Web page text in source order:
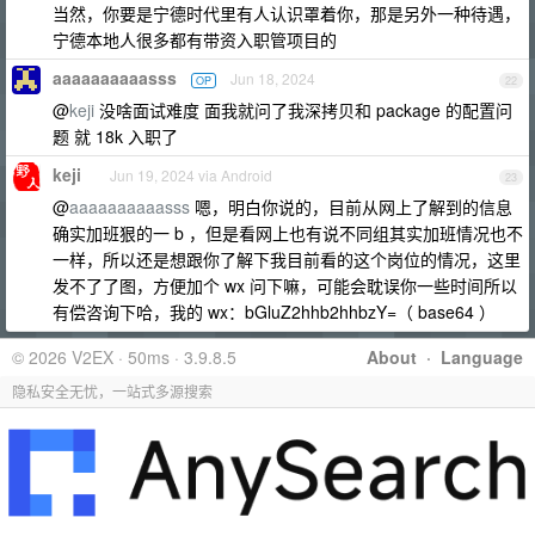
当然，你要是宁德时代里有人认识罩着你，那是另外一种待遇，
宁德本地人很多都有带资入职管项目的
22
aaaaaaaaaasss OP Jun 18, 2024
@keji 没啥面试难度 面我就问了我深拷贝和 package 的配置问
题 就 18k 入职了
23
keji Jun 19, 2024 via Android
@aaaaaaaaaasss 嗯，明白你说的，目前从网上了解到的信息
确实加班狠的一 b ，但是看网上也有说不同组其实加班情况也不
一样，所以还是想跟你了解下我目前看的这个岗位的情况，这里
发不了了图，方便加个 wx 问下嘛，可能会耽误你一些时间所以
有偿咨询下哈，我的 wx：bGluZ2hhb2hhbzY=（ base64 ）
About · Language
© 2026 V2EX · 50ms · 3.9.8.5
隐私安全无忧，一站式多源搜索